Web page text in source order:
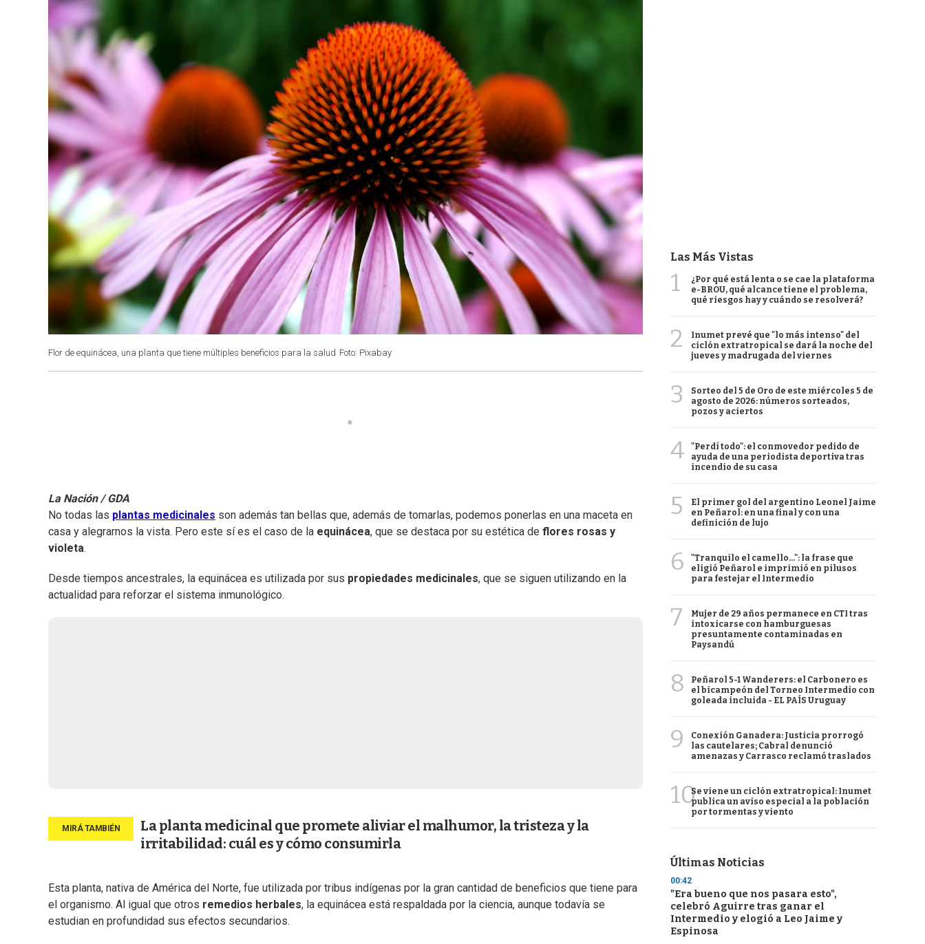
Flor de equinácea, una planta que tiene múltiples beneficios para la salud Foto: Pixabay
La Nación / GDA
No todas las plantas medicinales son además tan bellas que, además de tomarlas, podemos ponerlas en una maceta en
casa y alegrarnos la vista. Pero este sí es el caso de la equinácea, que se destaca por su estética de flores rosas y
violeta.
Desde tiempos ancestrales, la equinácea es utilizada por sus propiedades medicinales, que se siguen utilizando en la
actualidad para reforzar el sistema inmunológico.
La planta medicinal que promete aliviar el malhumor, la tristeza y la
irritabilidad: cuál es y cómo consumirla
Esta planta, nativa de América del Norte, fue utilizada por tribus indígenas por la gran cantidad de beneficios que tiene para
el organismo. Al igual que otros remedios herbales, la equinácea está respaldada por la ciencia, aunque todavía se
estudian en profundidad sus efectos secundarios.
Las Más Vistas
1
¿Por qué está lenta o se cae la plataforma
e-BROU, qué alcance tiene el problema,
qué riesgos hay y cuándo se resolverá?
2
Inumet prevé que "lo más intenso" del
ciclón extratropical se dará la noche del
jueves y madrugada del viernes
3
Sorteo del 5 de Oro de este miércoles 5 de
agosto de 2026: números sorteados,
pozos y aciertos
4
"Perdí todo": el conmovedor pedido de
ayuda de una periodista deportiva tras
incendio de su casa
5
El primer gol del argentino Leonel Jaime
en Peñarol: en una final y con una
definición de lujo
6
"Tranquilo el camello...": la frase que
eligió Peñarol e imprimió en pilusos
para festejar el Intermedio
7
Mujer de 29 años permanece en CTI tras
intoxicarse con hamburguesas
presuntamente contaminadas en
Paysandú
8
Peñarol 5-1 Wanderers: el Carbonero es
el bicampeón del Torneo Intermedio con
goleada incluida - EL PAÍS Uruguay
9
Conexión Ganadera: Justicia prorrogó
las cautelares; Cabral denunció
amenazas y Carrasco reclamó traslados
10Se viene un ciclón extratropical: Inumet
publica un aviso especial a la población
por tormentas y viento
Últimas Noticias
00:42
"Era bueno que nos pasara esto",
celebró Aguirre tras ganar el
Intermedio y elogió a Leo Jaime y
Espinosa